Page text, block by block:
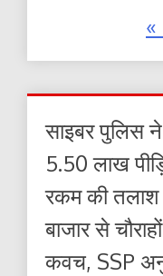
साइबर पुलिस
5.50 लाख
रकम की तलाश
बाजार से
कवच, SSP